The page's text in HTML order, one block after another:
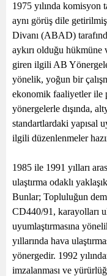
1975 yılında komisyon
aynı görüş dile
Divanı (ABAD)
aykırı olduğu hükmüne
giren ilgili AB
yönelik, yoğun bir
ekonomik faaliyetler ile
yönergelerle dışında,
standartlardaki yapısal
ilgili düzenlenmeler
1985 ile 1991 yılları
ulaştırma odaklı
Bunlar; Topluluğun
CD440/91, karayolları
uyumlaştırmasına
yıllarında hava
yönergedir. 1992
imzalanması ve